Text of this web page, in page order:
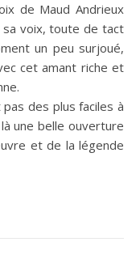
de Maud Andrieux
voix, toute de tact
un peu surjoué,
cet amant riche et
des plus faciles à
une belle ouverture
et de la légende